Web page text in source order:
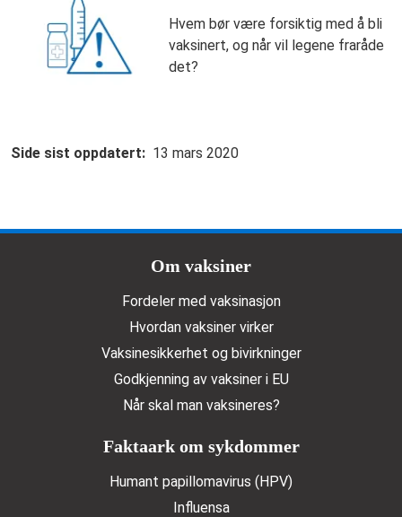
Hvem bør være forsiktig med å bli
vaksinert, og når vil legene fraråde
det?
Side sist oppdatert 13 mars 2020
Doormat menuOm vaksiner
Fordeler med vaksinasjon
Hvordan vaksiner virker
Vaksinesikkerhet og bivirkninger
Godkjenning av vaksiner i EU
Når skal man vaksineres?
Faktaark om sykdommer
Humant papillomavirus (HPV)
Influensa